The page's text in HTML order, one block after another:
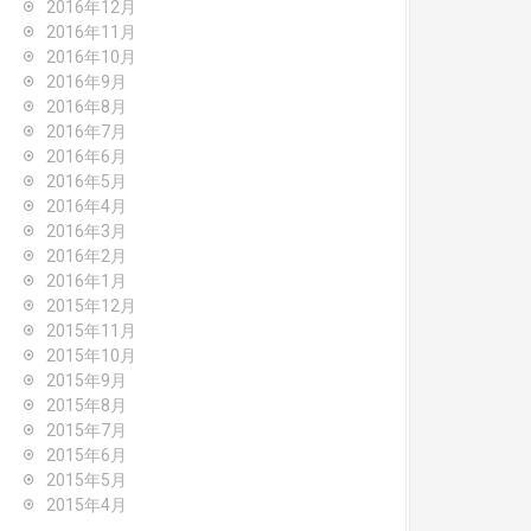
2016年12月
2016年11月
2016年10月
2016年9月
2016年8月
2016年7月
2016年6月
2016年5月
2016年4月
2016年3月
2016年2月
2016年1月
2015年12月
2015年11月
2015年10月
2015年9月
2015年8月
2015年7月
2015年6月
2015年5月
2015年4月